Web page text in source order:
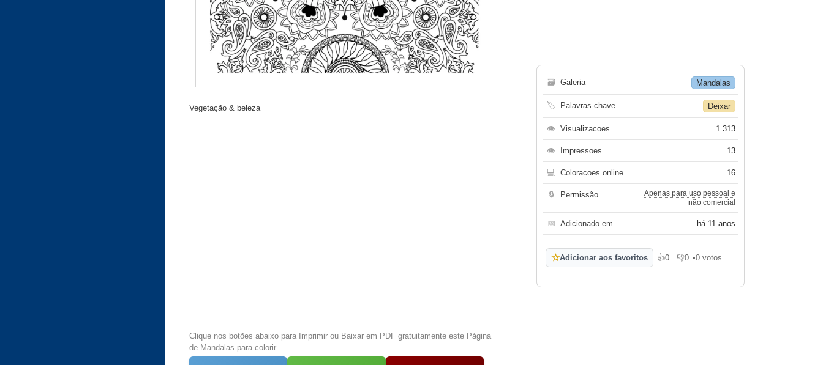
Vegetação & beleza
Clique nos botões abaixo para Imprimir ou Baixar em PDF gratuitamente este Página
de Mandalas para colorir
🗃 Galeria Mandalas
🏷 Palavras-chave Deixar
👁 Visualizacoes 1 313
👁 Impressoes 13
💻 Coloracoes online 16
🔒 Permissão
Apenas para uso pessoal e
não comercial
📅 Adicionado em há 11 anos
☆Adicionar aos favoritos 👍0
Gosto 👎0
Não gosto
•0 votos